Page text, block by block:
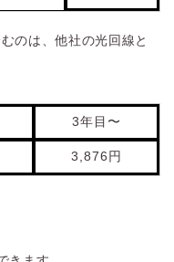
のは、他社の光回線と
3年目〜
3,876円